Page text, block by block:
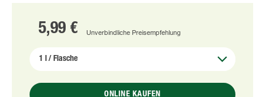
5,99 € Unverbindliche Preisempfehlung
ONLINE KAUFEN